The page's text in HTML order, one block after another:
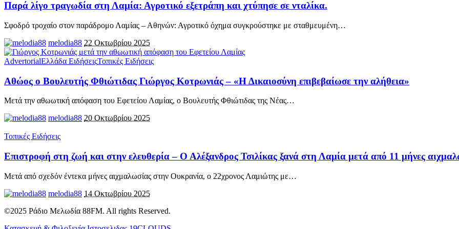
Παρά λίγο τραγωδία στη Λαμία: Αγροτικό εξετράπη και χτύπησε σε νταλίκα.
Σφοδρό τροχαίο στον παράδρομο Λαμίας – Αθηνών: Αγροτικό όχημα συγκρούστηκε με σταθμευμένη…
melodia88 22 Οκτωβρίου 2025
AdvertorialΕλλάδα ΕιδήσειςΤοπικές Ειδήσεις
Αθώος ο Βουλευτής Φθιώτιδας Γιώργος Κοτρωνιάς – «Η Δικαιοσύνη επιβεβαίωσε την αλήθεια»
Μετά την αθωωτική απόφαση του Εφετείου Λαμίας, ο Βουλευτής Φθιώτιδας της Νέας…
melodia88 20 Οκτωβρίου 2025
Τοπικές Ειδήσεις
Επιστροφή στη ζωή και στην ελευθερία – Ο Αλέξανδρος Τσιλίκας ξανά στη Λαμία μετά από 11 μήνες
Μετά από σχεδόν έντεκα μήνες αιχμαλωσίας στην Ουκρανία, ο 22χρονος Λαμιώτης με…
melodia88 14 Οκτωβρίου 2025
©2025 Ράδιο Μελωδία 88FM. All rights Reserved.